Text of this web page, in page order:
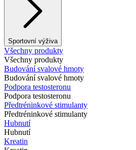
Sportovní výživa
Všechny produkty
Všechny produkty
Budování svalové hmoty
Budování svalové hmoty
Podpora testosteronu
Podpora testosteronu
Předtréninkové stimulanty
Předtréninkové stimulanty
Hubnutí
Hubnutí
Kreatin